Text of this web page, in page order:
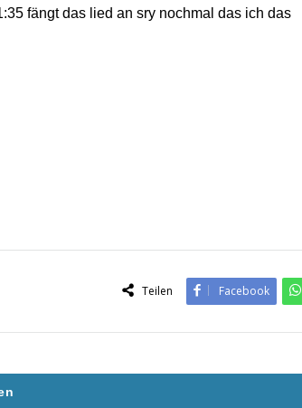
fängt das lied an sry nochmal das ich das
Teilen Facebook